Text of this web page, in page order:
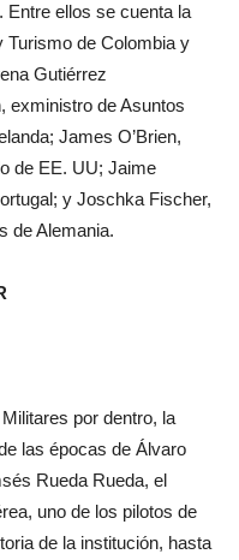
Entre ellos se cuenta la
Turismo de Colombia y
Gutiérrez
exministro de Asuntos
James O’Brien,
de EE. UU; Jaime
y Joschka Fischer,
de Alemania.
por dentro, la
las épocas de Álvaro
Rueda Rueda, el
uno de los pilotos de
de la institución, hasta